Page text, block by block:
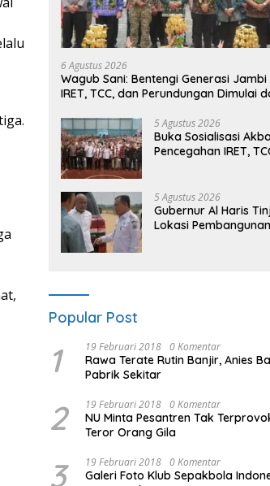
6 Agustus 2026
Wagub Sani: Bentengi Generasi
IRET, TCC, dan Perundungan Dimulai
5 Agustus 2026
Buka Sosialisasi
Pencegahan IRET,
Gubernur Al Haris:
anak-anakku bisa
diri, 60% masa
5 Agustus 2026
Gubernur Al Haris
Lokasi
Popular Post
1 19 Februari 2018 0 Komentar
Rawa Terate Rutin Banjir, Anies
Pabrik Sekitar
2 19 Februari 2018 0 Komentar
NU Minta Pesantren Tak
Teror Orang Gila
3 19 Februari 2018 0 Komentar
Galeri Foto Klub Sepakbola